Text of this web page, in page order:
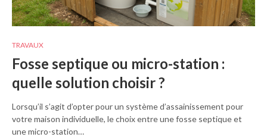
TRAVAUX
Fosse septique ou micro-station :
quelle solution choisir ?
Lorsqu’il s’agit d’opter pour un système d’assainissement pour
votre maison individuelle, le choix entre une fosse septique et
une micro-station…